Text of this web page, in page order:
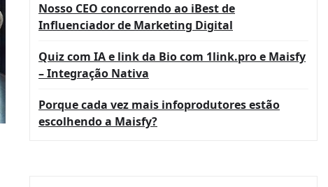
Nosso CEO concorrendo ao iBest de
Influenciador de Marketing Digital
Quiz com IA e link da Bio com 1link.pro e Maisfy
– Integração Nativa
Porque cada vez mais infoprodutores estão
escolhendo a Maisfy?